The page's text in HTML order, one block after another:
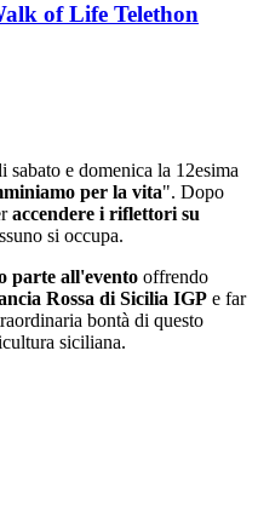
of Life Telethon
sabato e domenica la 12esima
per la vita". Dopo
accendere i riflettori su
si occupa.
parte all'evento offrendo
Rossa di Sicilia IGP e far
bontà di questo
siciliana.